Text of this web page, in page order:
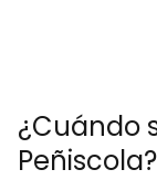
¿Cuándo
Peñiscola?